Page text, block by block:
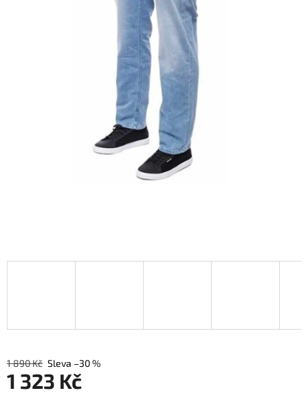
1 890 Kč –30 %
1 323 Kč